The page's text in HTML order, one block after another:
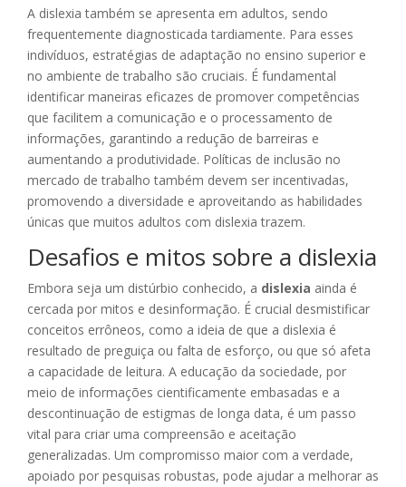
A dislexia também se apresenta em adultos, sendo
frequentemente diagnosticada tardiamente. Para esses
indivíduos, estratégias de adaptação no ensino superior e
no ambiente de trabalho são cruciais. É fundamental
identificar maneiras eficazes de promover competências
que facilitem a comunicação e o processamento de
informações, garantindo a redução de barreiras e
aumentando a produtividade. Políticas de inclusão no
mercado de trabalho também devem ser incentivadas,
promovendo a diversidade e aproveitando as habilidades
únicas que muitos adultos com dislexia trazem.
Desafios e mitos sobre a dislexia
Embora seja um distúrbio conhecido, a dislexia ainda é
cercada por mitos e desinformação. É crucial desmistificar
conceitos errôneos, como a ideia de que a dislexia é
resultado de preguiça ou falta de esforço, ou que só afeta
a capacidade de leitura. A educação da sociedade, por
meio de informações cientificamente embasadas e a
descontinuação de estigmas de longa data, é um passo
vital para criar uma compreensão e aceitação
generalizadas. Um compromisso maior com a verdade,
apoiado por pesquisas robustas, pode ajudar a melhorar as